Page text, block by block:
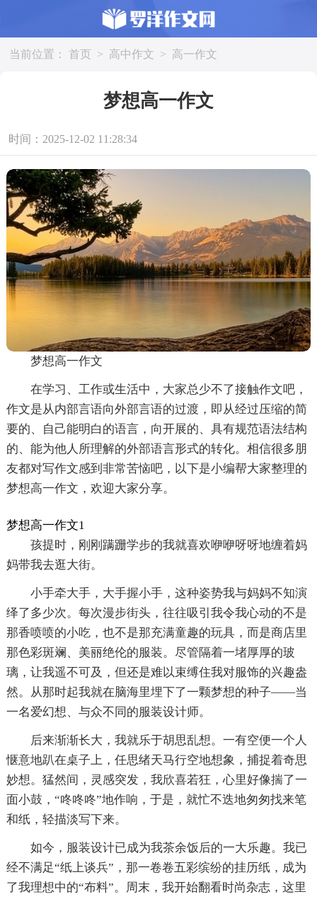
当前位置： 首页 > 高中作文 > 高一作文
梦想高一作文
时间：2025-12-02 11:28:34
梦想高一作文
在学习、工作或生活中，大家总少不了接触作文吧，
作文是从内部言语向外部言语的过渡，即从经过压缩的简
要的、自己能明白的语言，向开展的、具有规范语法结构
的、能为他人所理解的外部语言形式的转化。相信很多朋
友都对写作文感到非常苦恼吧，以下是小编帮大家整理的
梦想高一作文，欢迎大家分享。
梦想高一作文1
孩提时，刚刚蹒跚学步的我就喜欢咿咿呀呀地缠着妈
妈带我去逛大街。
小手牵大手，大手握小手，这种姿势我与妈妈不知演
绎了多少次。每次漫步街头，往往吸引我令我心动的不是
那香喷喷的小吃，也不是那充满童趣的玩具，而是商店里
那色彩斑斓、美丽绝伦的服装。尽管隔着一堵厚厚的玻
璃，让我遥不可及，但还是难以束缚住我对服饰的兴趣盎
然。从那时起我就在脑海里埋下了一颗梦想的种子——当
一名爱幻想、与众不同的服装设计师。
后来渐渐长大，我就乐于胡思乱想。一有空便一个人
惬意地趴在桌子上，任思绪天马行空地想象，捕捉着奇思
妙想。猛然间，灵感突发，我欣喜若狂，心里好像揣了一
面小鼓，“咚咚咚”地作响，于是，就忙不迭地匆匆找来笔
和纸，轻描淡写下来。
如今，服装设计已成为我茶余饭后的一大乐趣。我已
经不满足“纸上谈兵”，那一卷卷五彩缤纷的挂历纸，成为
了我理想中的“布料”。周末，我开始翻看时尚杂志，这里